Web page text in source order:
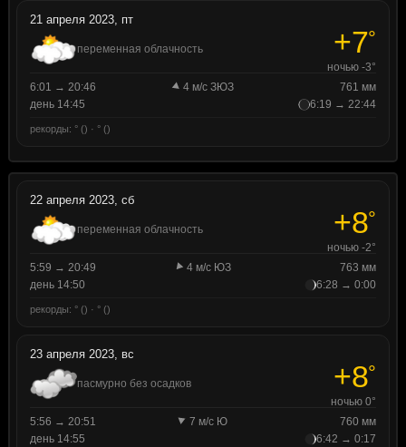
21 апреля 2023, пт
переменная облачность +7°
ночью -3°
6:01 → 20:46
4 м/с ЗЮЗ
761 мм
день 14:45
6:19 → 22:44
рекорды: ° () · ° ()
22 апреля 2023, сб
переменная облачность +8°
ночью -2°
5:59 → 20:49
4 м/с ЮЗ
763 мм
день 14:50
6:28 → 0:00
рекорды: ° () · ° ()
23 апреля 2023, вс
пасмурно без осадков +8°
ночью 0°
5:56 → 20:51
7 м/с Ю
760 мм
день 14:55
6:42 → 0:17